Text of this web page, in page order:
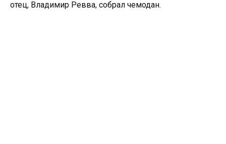
отец, Владимир Ревва, собрал чемодан.